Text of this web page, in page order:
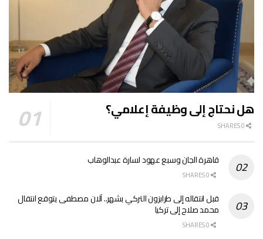
هل نحتاج إلى وظيفة إعلامي؟
قاهرة الجان وسبع عهود لسارة عبدالوهاب
قبل انتقاله إلى طرابزون التركي بشهر.. آلان مصطفى يتوقع انتقال
محمد صلاح إلى تركيا